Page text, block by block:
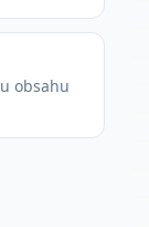
obsahu